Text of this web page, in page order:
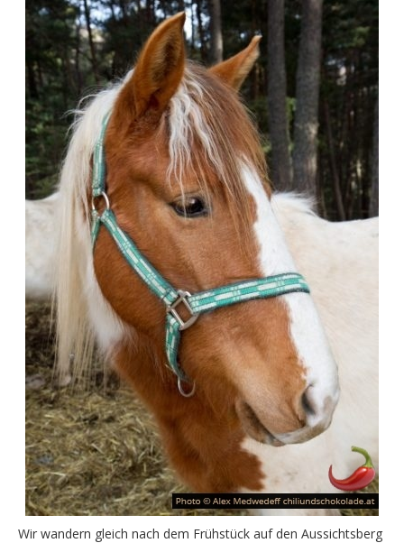
Wir wandern gleich nach dem Frühstück auf den Aussichtsberg